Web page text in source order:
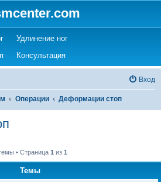
(Opens a new tab)
Удлинение ног(Opens a new tab)
(Opens a new tab)
Консультация(Opens a new tab)
Вход
Операции Деформации стоп
• Страница 1 из 1
Темы